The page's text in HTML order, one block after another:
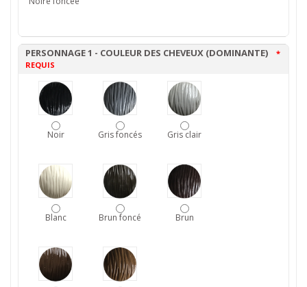
PERSONNAGE 1 - COULEUR DES CHEVEUX (DOMINANTE) *
REQUIS
Noir Gris foncés Gris clair
Blanc Brun foncé Brun